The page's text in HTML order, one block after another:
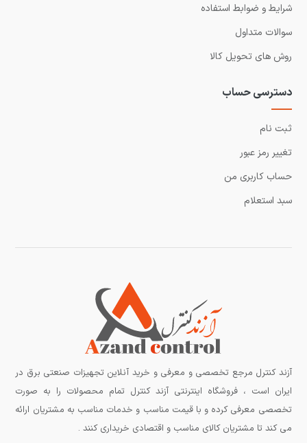
شرایط و ضوابط استفاده
سوالات متداول
روش های تحویل کالا
دسترسی حساب
ثبت نام
تغییر رمز عبور
حساب کاربری من
سبد استعلام
آزند کنترل مرجع تخصصی و معرفی و خرید آنلاین تجهیزات صنعتی برق در
ایران است ، فروشگاه اینترنتی آزند کنترل تمام محصولات را به صورت
تخصصی معرفی کرده و با قیمت مناسب و خدمات مناسب به مشتریان ارائه
می کند تا مشتریان کالای مناسب و اقتصادی خریداری کنند .